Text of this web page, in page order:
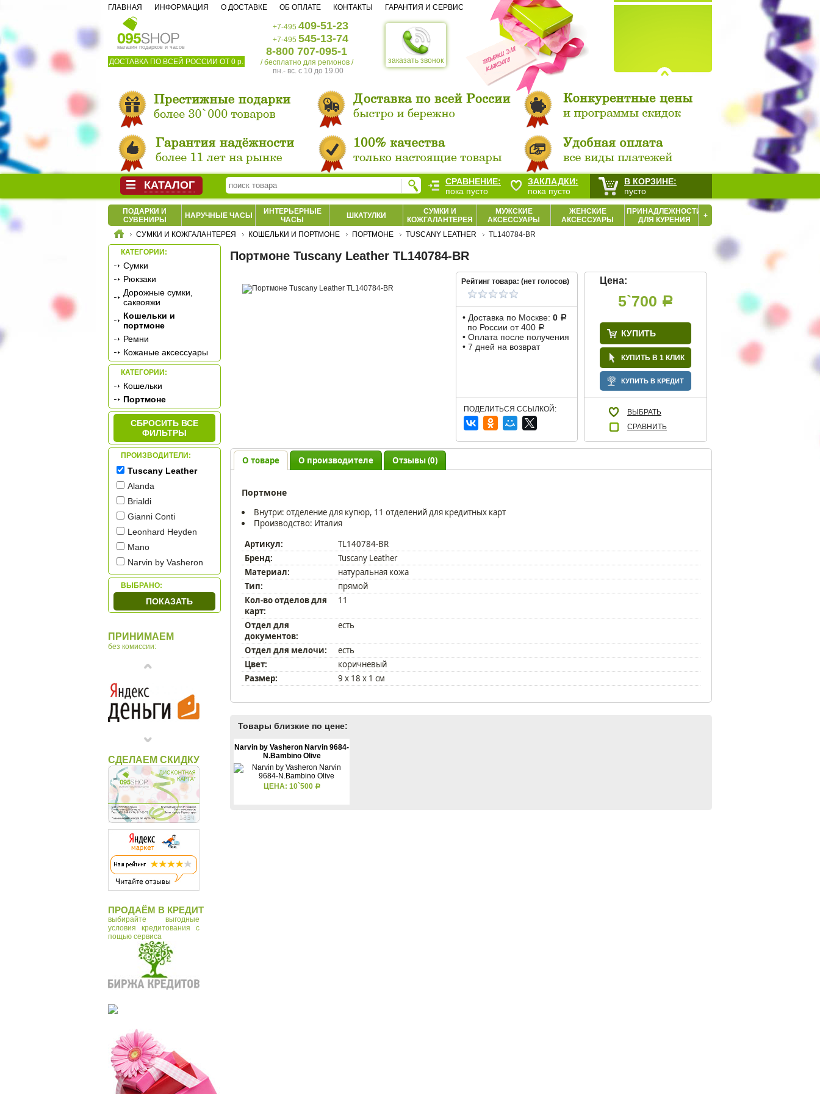
магазин подарков и часов
ДОСТАВКА ПО ВСЕЙ РОССИИ ОТ 0 р. заказать звонок
+7-495 409-51-23
+7-495 545-13-74
8-800 707-095-1
/ бесплатно для регионов /
пн.- вс. c 10 до 19.00
ГЛАВНАЯ ИНФОРМАЦИЯ О ДОСТАВКЕ ОБ ОПЛАТЕ КОНТАКТЫ ГАРАНТИЯ И СЕРВИС
ПОДАРКИ И
СУВЕНИРЫ
НАРУЧНЫЕ ЧАСЫ
ИНТЕРЬЕРНЫЕ
ЧАСЫ
ШКАТУЛКИ
СУМКИ И
КОЖГАЛАНТЕРЕЯ
МУЖСКИЕ
АКСЕССУАРЫ
ЖЕНСКИЕ
АКСЕССУАРЫ
ПРИНАДЛЕЖНОСТИ
ДЛЯ КУРЕНИЯ
+
СУМКИ И КОЖГАЛАНТЕРЕЯ КОШЕЛЬКИ И ПОРТМОНЕ ПОРТМОНЕ TUSCANY LEATHER TL140784-BR
КАТЕГОРИИ:
Сумки
Рюкзаки
Дорожные сумки,
саквояжи
Кошельки и
портмоне
Ремни
Кожаные аксессуары
КАТЕГОРИИ:
Кошельки
Портмоне
СБРОСИТЬ ВСЕ
ФИЛЬТРЫ
ПРОИЗВОДИТЕЛИ:
Tuscany Leather
Alanda
Brialdi
Gianni Conti
Leonhard Heyden
Mano
Narvin by Vasheron
Pellecon
Petek
Tonino Lamborghini
ВЫБРАНО:
ПОКАЗАТЬ
ПРИНИМАЕМ
без комиссии:
СДЕЛАЕМ СКИДКУ
ПРОДАЁМ В КРЕДИТ
выбирайте выгодные
условия кредитования с
пощью сервиса
Портмоне Tuscany Leather TL140784-BR
Рейтинг товара: (нет голосов)
• Доставка по Москве: 0 Р
по России от 400 Р
• Оплата после получения
• 7 дней на возврат
ПОДЕЛИТЬСЯ ССЫЛКОЙ:
Цена:
5`700 Р
КУПИТЬ
КУПИТЬ В 1 КЛИК
КУПИТЬ В КРЕДИТ
ВЫБРАТЬ
СРАВНИТЬ
О товаре О производителе Отзывы (0)
Портмоне
Внутри: отделение для купюр, 11 отделений для кредитных карт
Производство: Италия
Артикул:
TL140784-BR
Бренд:
Tuscany Leather
Материал:
натуральная кожа
Тип:
прямой
Кол-во отделов для
карт:
11
Отдел для
документов:
есть
Отдел для мелочи:
есть
Цвет:
коричневый
Размер:
9 x 18 x 1 см
Товары близкие по цене:
Narvin by Vasheron Narvin 9684-
N.Bambino Olive
ЦЕНА: 10`500 Р
КАТАЛОГ
СРАВНЕНИЕ:
пока пусто
ЗАКЛАДКИ:
пока пусто
В КОРЗИНЕ:
пусто